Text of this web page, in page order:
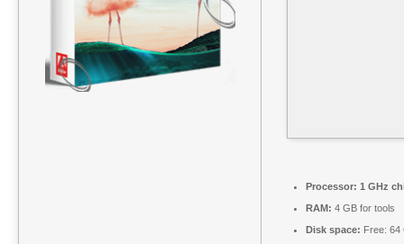
Processor: 1 GHz
RAM: 4 GB for tools
Disk space: Free: 64